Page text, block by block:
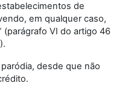
de
em qualquer caso,
(parágrafo VI do artigo 46
desde que não